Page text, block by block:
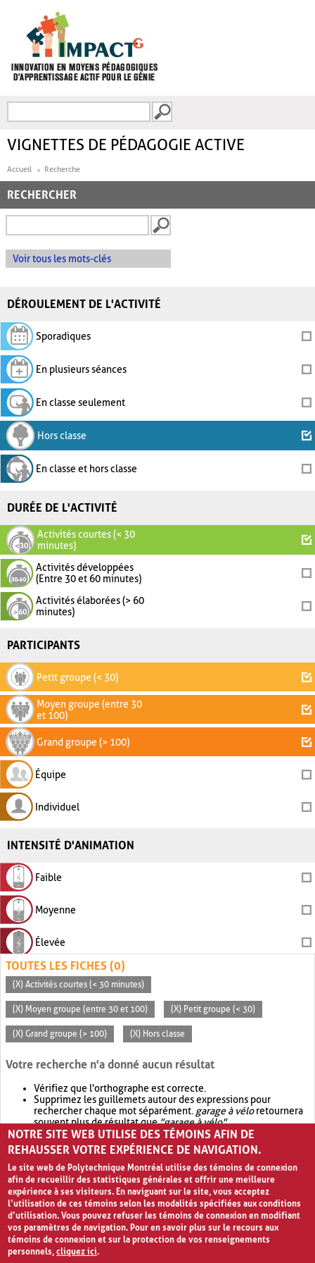
FORMULAIRE DE
VIGNETTES DE PÉDAGOGIE ACTIVE
Accueil Recherche
RECHERCHER
Voir tous les mots-clés
DÉROULEMENT DE L'ACTIVITÉ
Sporadiques
En plusieurs séances
En classe seulement
Hors classe
En classe et hors classe
DURÉE DE L'ACTIVITÉ
Activités courtes (< 30
minutes)
Activités développées
(Entre 30 et 60 minutes)
Activités élaborées (> 60
minutes)
PARTICIPANTS
Petit groupe (< 30)
Moyen groupe (entre 30
et 100)
Grand groupe (> 100)
Équipe
Individuel
INTENSITÉ D'ANIMATION
Faible
Moyenne
Élevée
TOUTES LES FICHES (0)
(X) Activités courtes (< 30 minutes)
(X) Moyen groupe (entre 30 et 100) (X) Petit groupe (< 30)
(X) Grand groupe (> 100) (X) Hors classe
Votre recherche n'a donné aucun résultat
Vérifiez que l'orthographe est correcte.
Supprimez les guillemets autour des expressions pour
rechercher chaque mot séparément. garage à véloretournera
souvent plus de résultat que"garage à vélo".
Envisagez d'élargir votre recherche avec OR.garage OR vélo
retournera souvent plus de résultat quegarage à vélo
NOTRE SITE WEB UTILISE DES TÉMOINS AFIN DE
REHAUSSER VOTRE EXPÉRIENCE DE NAVIGATION.
Le site web de Polytechnique Montréal utilise des témoins de connexion
afin de recueillir des statistiques générales et offrir une meilleure
expérience à ses visiteurs. En naviguant sur le site, vous acceptez
l’utilisation de ces témoins selon les modalités spécifiées aux conditions
d’utilisation. Vous pouvez refuser les témoins de connexion en modifiant
vos paramètres de navigation. Pour en savoir plus sur le recours aux
témoins de connexion et sur la protection de vos renseignements
personnels,cliquez ici.